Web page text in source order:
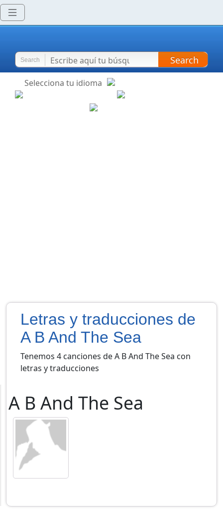
Search Search
Selecciona tu idioma
Letras y traducciones de
A B And The Sea
Tenemos 4 canciones de A B And The Sea con
letras y traducciones
A B And The Sea